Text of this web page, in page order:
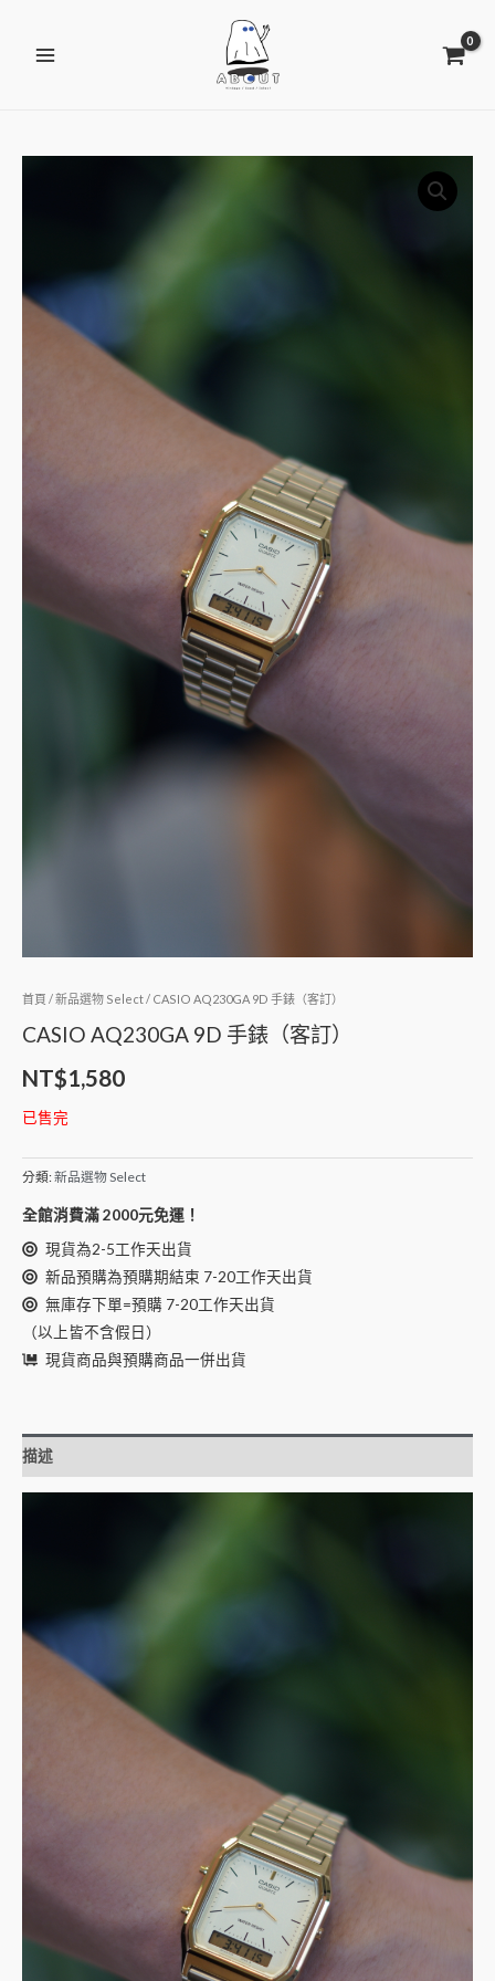
Menu
首頁 /新品選物 Select/ CASIO AQ230GA 9D 手錶（客訂）
CASIO AQ230GA 9D 手錶（客訂）
NT$1,580
已售完
分類:新品選物 Select
全館消費滿 2000元免運！
現貨為2-5工作天出貨
新品預購為預購期結束 7-20工作天出貨
無庫存下單=預購 7-20工作天出貨
（以上皆不含假日）
現貨商品與預購商品一併出貨
描述